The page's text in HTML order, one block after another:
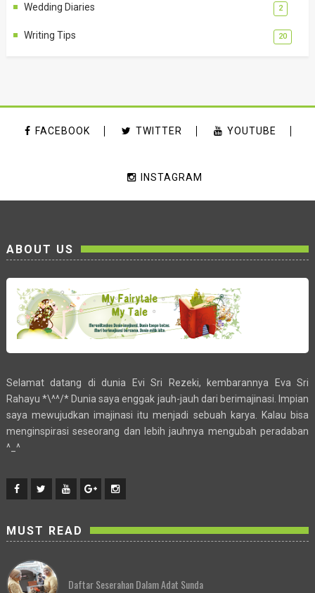
Wedding Diaries 2
Writing Tips 20
FACEBOOK TWITTER YOUTUBE
INSTAGRAM
ABOUT US
Selamat datang di dunia Evi Sri Rezeki, kembarannya Eva Sri
Rahayu *\^^/* Dunia saya enggak jauh-jauh dari berimajinasi. Impian
saya mewujudkan imajinasi itu menjadi sebuah karya. Kalau bisa
menginspirasi seseorang dan lebih jauhnya mengubah peradaban
^_^
MUST READ
Daftar Seserahan Dalam Adat Sunda